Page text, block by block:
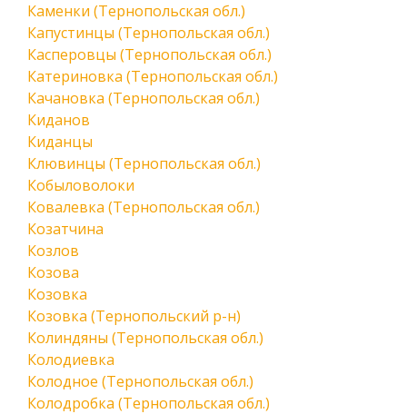
Каменки (Тернопольская обл.)
Капустинцы (Тернопольская обл.)
Касперовцы (Тернопольская обл.)
Катериновка (Тернопольская обл.)
Качановка (Тернопольская обл.)
Киданов
Киданцы
Клювинцы (Тернопольская обл.)
Кобыловолоки
Ковалевка (Тернопольская обл.)
Козатчина
Козлов
Козова
Козовка
Козовка (Тернопольский р-н)
Колиндяны (Тернопольская обл.)
Колодиевка
Колодное (Тернопольская обл.)
Колодробка (Тернопольская обл.)